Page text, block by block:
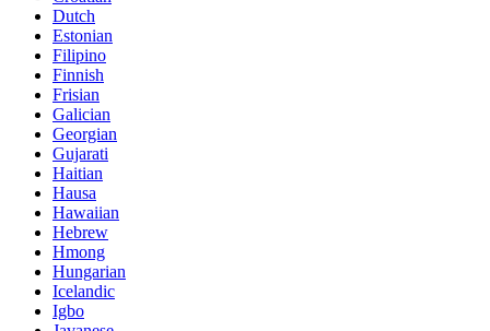
Dutch
Estonian
Filipino
Finnish
Frisian
Galician
Georgian
Gujarati
Haitian
Hausa
Hawaiian
Hebrew
Hmong
Hungarian
Icelandic
Igbo